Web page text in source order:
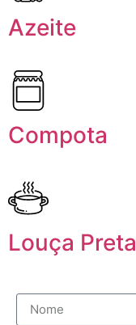
Azeite
Compota
Louça Preta